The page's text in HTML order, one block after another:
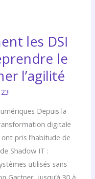
les DSI
le
l’agilité
Depuis la
digitale
pris l’habitude de
Shadow IT :
utilisés sans
Gartner, jusqu’à 30 à